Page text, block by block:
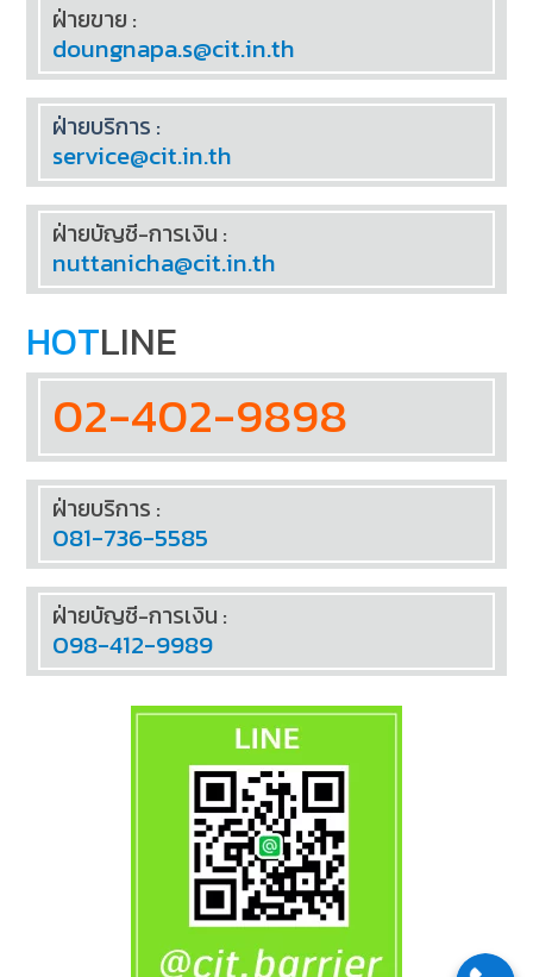
SOCIAL TALK:
FOLLOW US:
ฝ่ายขาย :
doungnapa.s@cit.in.th
ฝ่ายบริการ :
service@cit.in.th
ฝ่ายบัญชี-การเงิน :
nuttanicha@cit.in.th
HOTLINE
02-402-9898
ฝ่ายบริการ :
081-736-5585
ฝ่ายบัญชี-การเงิน :
098-412-9989